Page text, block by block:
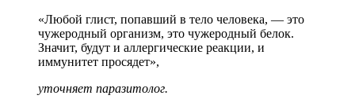
«Любой глист, попавший в тело человека, — это
чужеродный организм, это чужеродный белок.
Значит, будут и аллергические реакции, и
иммунитет просядет»,
уточняет паразитолог.